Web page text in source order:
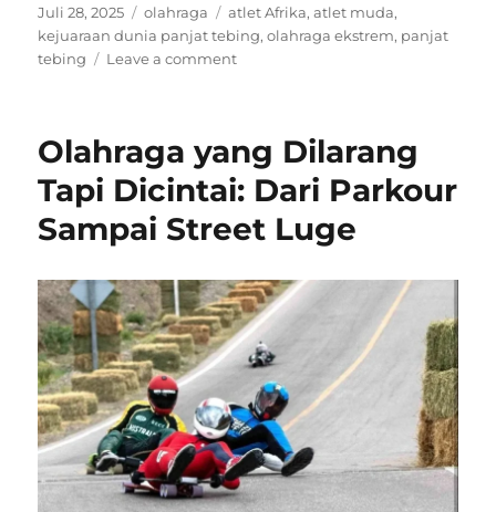
Posted
on
Juli 28, 2025 Categories
olahraga Tags
atlet Afrika,atlet muda,
kejuaraan dunia panjat tebing,olahraga ekstrem, panjat
tebing
Leave a commenton
Tebing:
Atlet
Muda
dari
Afrika
Panggung
Internasional
Olahraga yang Dilarang
Tapi Dicintai: Dari Parkour
Sampai Street Luge